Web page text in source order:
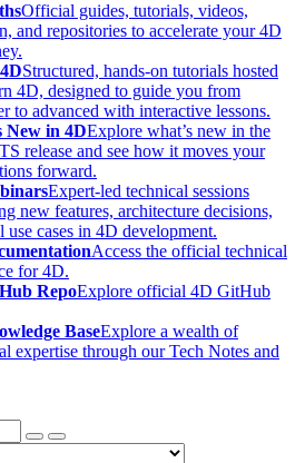
Official guides, tutorials, videos,
and repositories to accelerate your 4D
Structured, hands-on tutorials hosted
4D, designed to guide you from
to advanced with interactive lessons.
New in 4DExplore what’s new in the
release and see how it moves your
forward.
Expert-led technical sessions
new features, architecture decisions,
use cases in 4D development.
Access the official technical
for 4D.
RepoExplore official 4D GitHub
BaseExplore a wealth of
expertise through our Tech Notes and